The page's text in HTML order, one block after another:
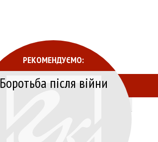
РЕКОМЕНДУЄМО:
Боротьба після війни